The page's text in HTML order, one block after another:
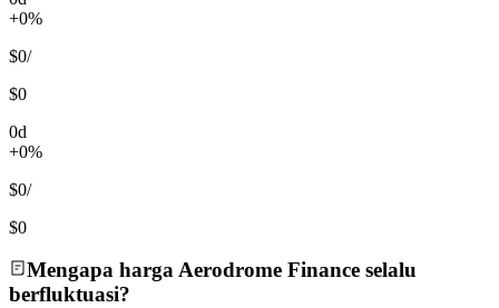
+0%
$0/
$0
0d
+0%
$0/
$0
Mengapa harga Aerodrome Finance selalu
berfluktuasi?